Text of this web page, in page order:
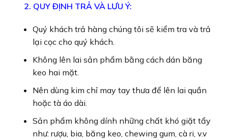
2. QUY ĐỊNH TRẢ VÀ LƯU Ý:
Quý khách trả hàng chúng tôi sẽ kiểm tra và trả
lại cọc cho quý khách.
Không lên lai sản phẩm bằng cách dán băng
keo hai mặt.
Nên dùng kim chỉ may tay thưa để lên lai quần
hoặc tà áo dài.
Sản phẩm không dính những chất khó giặt tẩy
như: rượu, bia, băng keo, chewing gum, cà ri, v.v